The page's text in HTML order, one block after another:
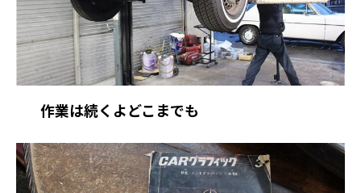
作業は続くよどこまでも